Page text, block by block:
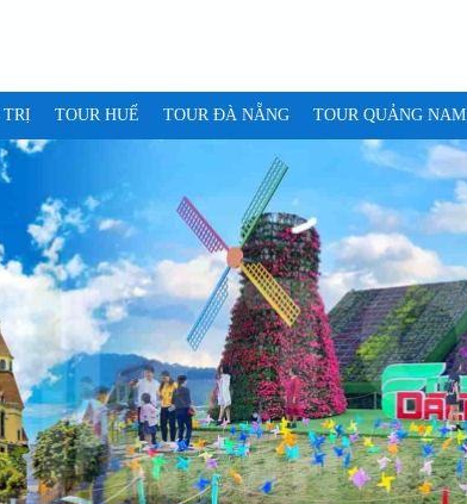
TRỊ TOUR HUẾ TOUR ĐÀ NẴNG TOUR QUẢNG NAM